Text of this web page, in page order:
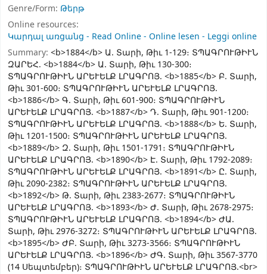
Genre/Form: Թերթ
Online resources:
Կարդալ առցանց - Read Online - Online lesen - Leggi online
Summary: <b>1884</b> Ա. Տարի, Թիւ 1-129։ ՏՊԱԳՐՈՒԹԻՒՆ
ԶԱՐԵՀ. <b>1884</b> Ա. Տարի, Թիւ 130-300։
ՏՊԱԳՐՈՒԹԻՒՆ ԱՐԵՒԵԼՔ ԼՐԱԳՐՈՅ. <b>1885</b> Բ. Տարի,
Թիւ 301-600։ ՏՊԱԳՐՈՒԹԻՒՆ ԱՐԵՒԵԼՔ ԼՐԱԳՐՈՅ.
<b>1886</b> Գ. Տարի, Թիւ 601-900։ ՏՊԱԳՐՈՒԹԻՒՆ
ԱՐԵՒԵԼՔ ԼՐԱԳՐՈՅ. <b>1887</b> Դ. Տարի, Թիւ 901-1200։
ՏՊԱԳՐՈՒԹԻՒՆ ԱՐԵՒԵԼՔ ԼՐԱԳՐՈՅ. <b>1888</b> Ե. Տարի,
Թիւ 1201-1500։ ՏՊԱԳՐՈՒԹԻՒՆ ԱՐԵՒԵԼՔ ԼՐԱԳՐՈՅ.
<b>1889</b> Զ. Տարի, Թիւ 1501-1791։ ՏՊԱԳՐՈՒԹԻՒՆ
ԱՐԵՒԵԼՔ ԼՐԱԳՐՈՅ. <b>1890</b> Է. Տարի, Թիւ 1792-2089։
ՏՊԱԳՐՈՒԹԻՒՆ ԱՐԵՒԵԼՔ ԼՐԱԳՐՈՅ. <b>1891</b> Ը. Տարի,
Թիւ 2090-2382։ ՏՊԱԳՐՈՒԹԻՒՆ ԱՐԵՒԵԼՔ ԼՐԱԳՐՈՅ.
<b>1892</b> Թ. Տարի, Թիւ 2383-2677։ ՏՊԱԳՐՈՒԹԻՒՆ
ԱՐԵՒԵԼՔ ԼՐԱԳՐՈՅ. <b>1893</b> Ժ. Տարի, Թիւ 2678-2975։
ՏՊԱԳՐՈՒԹԻՒՆ ԱՐԵՒԵԼՔ ԼՐԱԳՐՈՅ. <b>1894</b> ԺԱ.
Տարի, Թիւ 2976-3272։ ՏՊԱԳՐՈՒԹԻՒՆ ԱՐԵՒԵԼՔ ԼՐԱԳՐՈՅ.
<b>1895</b> ԺԲ. Տարի, Թիւ 3273-3566։ ՏՊԱԳՐՈՒԹԻՒՆ
ԱՐԵՒԵԼՔ ԼՐԱԳՐՈՅ. <b>1896</b> ԺԳ. Տարի, Թիւ 3567-3770
(14 Սեպտեմբեր)։ ՏՊԱԳՐՈՒԹԻՒՆ ԱՐԵՒԵԼՔ ԼՐԱԳՐՈՅ.<br>